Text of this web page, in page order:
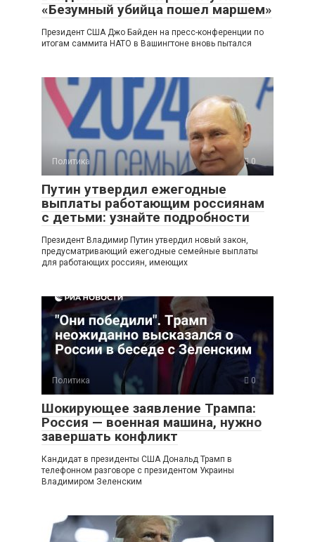
«Безумный убийца пошел маршем»
Президент США Джо Байден на пресс-конференции по
итогам саммита НАТО в Вашингтоне вновь пытался
Политика 0
Путин утвердил ежегодные
выплаты работающим россиянам
с детьми: узнайте подробности
Президент Владимир Путин утвердил новый закон,
предусматривающий ежегодные семейные выплаты
для работающих россиян, имеющих
Политика 0
Шокирующее заявление Трампа:
Россия — военная машина, нужно
завершать конфликт
Кандидат в президенты США Дональд Трамп в
телефонном разговоре с президентом Украины
Владимиром Зеленским